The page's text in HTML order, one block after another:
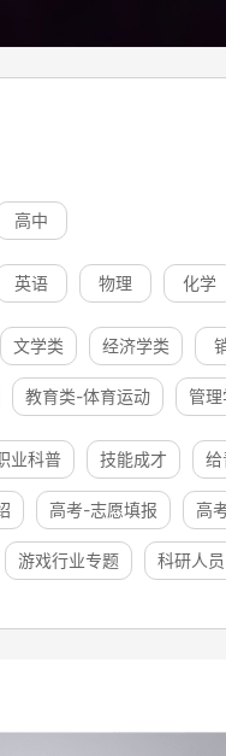
高中
英语 物理 化学
文学类 经济学类
教育类-体育运动 管
业科普 技能成才 给
高考-志愿填报 高
游戏行业专题 科研人员